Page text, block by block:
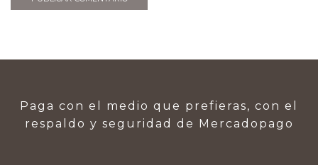
Paga con el medio que prefieras, con el
respaldo y seguridad de Mercadopago